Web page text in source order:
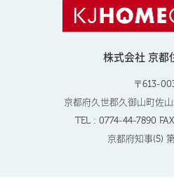
株式会社 京都
〒613-
京都府久世郡久御山町佐
TEL : 0774-44-7890
京都府知事(5)